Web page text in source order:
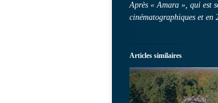
Après « Amara », qui est
cinématographiques et
Articles similaires